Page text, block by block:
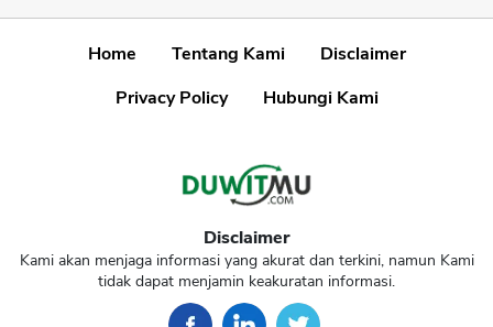
Home Tentang Kami
Disclaimer
Privacy Policy
Hubungi Kami
Disclaimer
Kami akan menjaga informasi yang akurat dan terkini, namun Kami
tidak dapat menjamin keakuratan informasi.